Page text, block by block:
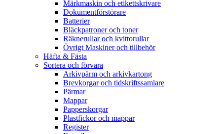
Märkmaskin och etikettskrivare
Dokumentförstörare
Batterier
Bläckpatroner och toner
Räknerullar och kvittorullar
Övrigt Maskiner och tillbehör
Häfta & Fästa
Sortera och förvara
Arkivpärm och arkivkartong
Brevkorgar och tidskriftssamlare
Pärmar
Mappar
Papperskorgar
Plastfickor och mappar
Register